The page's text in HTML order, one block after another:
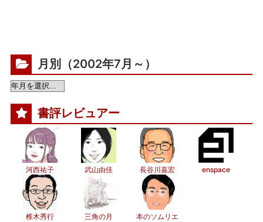
月別（2002年7月～）
書評レビュアー
河西祐子 武山由佳 長谷川嘉宏 enspace
椎木秀行 三角の月 本のソムリエ